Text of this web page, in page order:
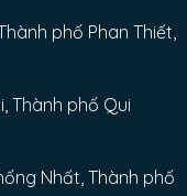
phố Phan Thiết,
Thành phố Qui
Nhất, Thành phố